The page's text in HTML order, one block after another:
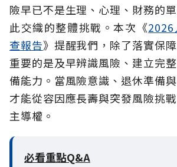
險早已不是生理、心理、財務的
此交織的整體挑戰。本次《
查報告》提醒我們，除了落實保
重要的是及早辨識風險、建立完
備能力。當風險意識、退休準備
才能從容因應長壽與突發風險挑
主導權。
必看重點Q&A